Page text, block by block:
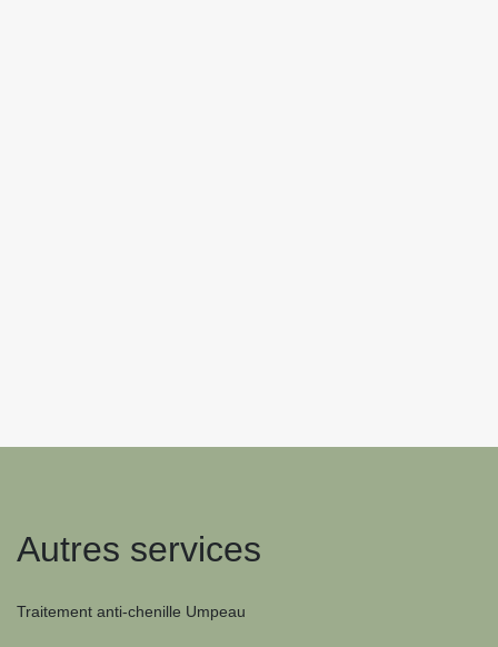
Autres services
Traitement anti-chenille Umpeau